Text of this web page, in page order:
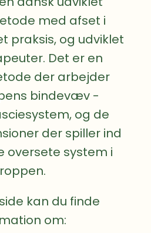
med afset i
praksis, og udviklet
Det er en
der arbejder
bindevæv -
og de
der spiller ind
oversete system i
kan du finde
om: